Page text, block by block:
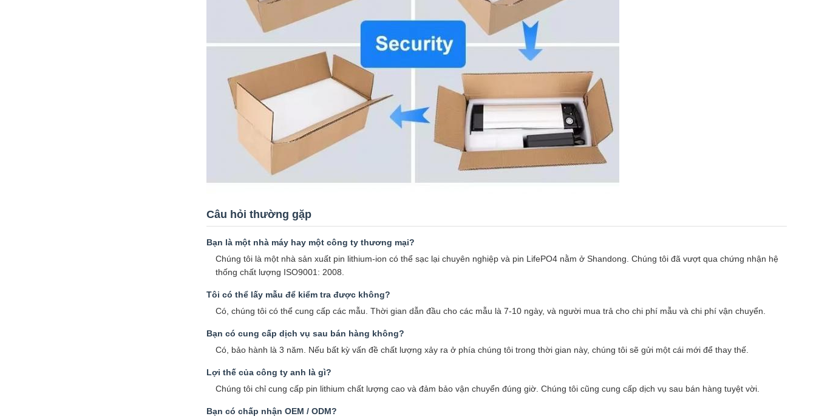
Câu hỏi thường gặp
Bạn là một nhà máy hay một công ty thương mại?
Chúng tôi là một nhà sản xuất pin lithium-ion có thể sạc lại chuyên nghiệp và pin LifePO4 nằm ở Shandong. Chúng tôi đã vượt qua chứng nhận hệ
thống chất lượng ISO9001: 2008.
Tôi có thể lấy mẫu để kiểm tra được không?
Có, chúng tôi có thể cung cấp các mẫu. Thời gian dẫn đầu cho các mẫu là 7-10 ngày, và người mua trả cho chi phí mẫu và chi phí vận chuyển.
Bạn có cung cấp dịch vụ sau bán hàng không?
Có, bảo hành là 3 năm. Nếu bất kỳ vấn đề chất lượng xảy ra ở phía chúng tôi trong thời gian này, chúng tôi sẽ gửi một cái mới để thay thế.
Lợi thế của công ty anh là gì?
Chúng tôi chỉ cung cấp pin lithium chất lượng cao và đảm bảo vận chuyển đúng giờ. Chúng tôi cũng cung cấp dịch vụ sau bán hàng tuyệt vời.
Bạn có chấp nhận OEM / ODM?